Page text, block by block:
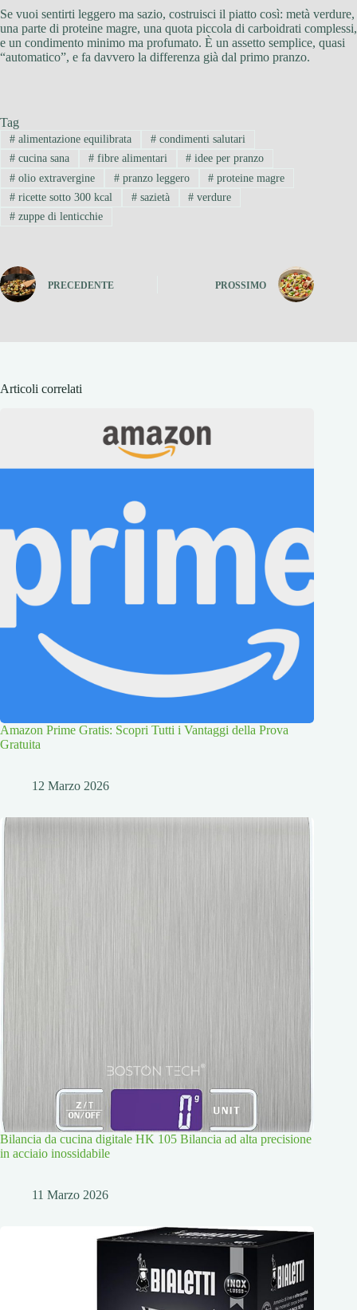
Se vuoi sentirti leggero ma sazio, costruisci il piatto così: metà verdure,
una parte di proteine magre, una quota piccola di carboidrati complessi,
e un condimento minimo ma profumato. È un assetto semplice, quasi
“automatico”, e fa davvero la differenza già dal primo pranzo.
Tag
#alimentazione equilibrata #condimenti salutari
#cucina sana #fibre alimentari # idee per pranzo
#olio extravergine #pranzo leggero # proteine magre
#ricette sotto 300 kcal #sazietà # verdure
#zuppe di lenticchie
PRECEDENTE PROSSIMO
Articoli correlati
Amazon Prime Gratis: Scopri Tutti i Vantaggi della Prova
Gratuita
12 Marzo 2026
Bilancia da cucina digitale HK 105 Bilancia ad alta precisione
in acciaio inossidabile
11 Marzo 2026